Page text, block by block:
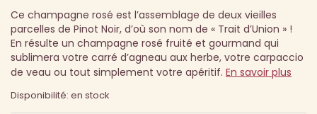
Ce champagne rosé est l’assemblage de deux vieilles
parcelles de Pinot Noir, d’où son nom de « Trait d’Union » !
En résulte un champagne rosé fruité et gourmand qui
sublimera votre carré d’agneau aux herbe, votre carpaccio
de veau ou tout simplement votre apéritif. En savoir plus
Disponibilité: en stock